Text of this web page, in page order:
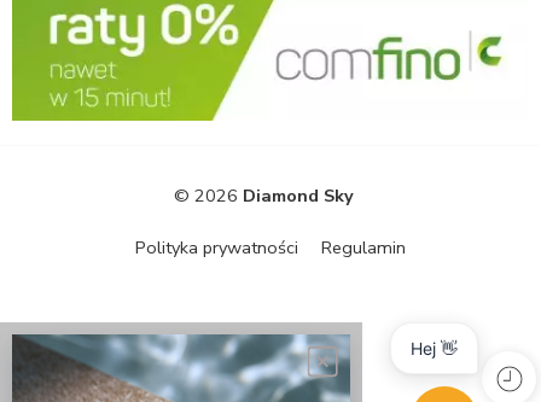
© 2026 Diamond Sky
Polityka prywatności Regulamin